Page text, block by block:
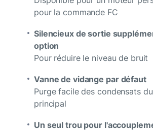
pour la commande FC
Silencieux de sortie
option
Pour réduire le niveau de bruit
Vanne de vidange par défaut
Purge facile des condensats
principal
Un seul trou pour